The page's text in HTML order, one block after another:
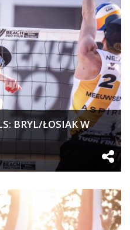
BRYL/ŁOSIAK W